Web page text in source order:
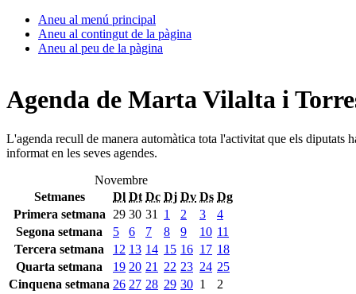
Aneu al menú principal
Aneu al contingut de la pàgina
Aneu al peu de la pàgina
Agenda de Marta Vilalta i
L'agenda recull de manera automàtica tota l'activitat que els diputats
informat en les seves agendes.
Novembre
Setmanes
Dl Dt Dc Dj Dv Ds Dg
Primera setmana
29 30 31 1 2 3
4
Segona setmana
5 6 7 8 9 10 11
Tercera setmana
12 13 14 15 16 17 18
Quarta setmana
19 20 21 22 23 24 25
Cinquena setmana 26 27 28 29 30 1 2